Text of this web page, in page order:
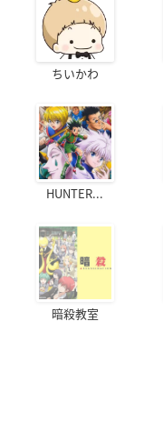
ちいかわ
HUNTER...
暗殺教室